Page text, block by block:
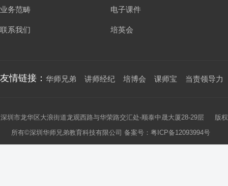
业务范畴
联系我们
电子课件
培英会
友情链接： 华师兄弟 讲师经纪 培博会 课师宝 当责领导力
深圳市龙华区大浪街道龙观西路与华荣路交汇处-顺泰中晟大厦28-29层 版权
所有©深圳华师兄弟教育科技有限公司 备案号： 粤ICP备12093994号